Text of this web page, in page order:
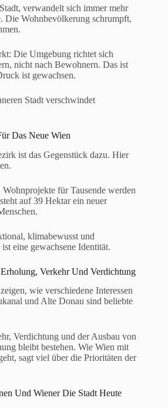
verwandelt sich immer mehr
Die Wohnbevölkerung schrumpft,
Die Umgebung richtet sich
nicht nach Bewohnern. Das ist
ist gewachsen.
Stadt verschwindet
Das Neue Wien
ist das Gegenstück dazu. Hier
Wohnprojekte für Tausende werden
auf 39 Hektar ein neuer
klimabewusst und
eine gewachsene Identität.
Verkehr Und Verdichtung
wie verschiedene Interessen
und Alte Donau sind beliebte
Verdichtung und der Ausbau von
bleibt bestehen. Wie Wien mit
sagt viel über die Prioritäten der
Und Wiener Die Stadt Heute